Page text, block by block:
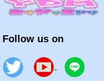
Follow us on